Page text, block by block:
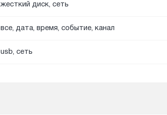
жесткий диск, сеть
все, дата, время, событие, канал
usb, сеть